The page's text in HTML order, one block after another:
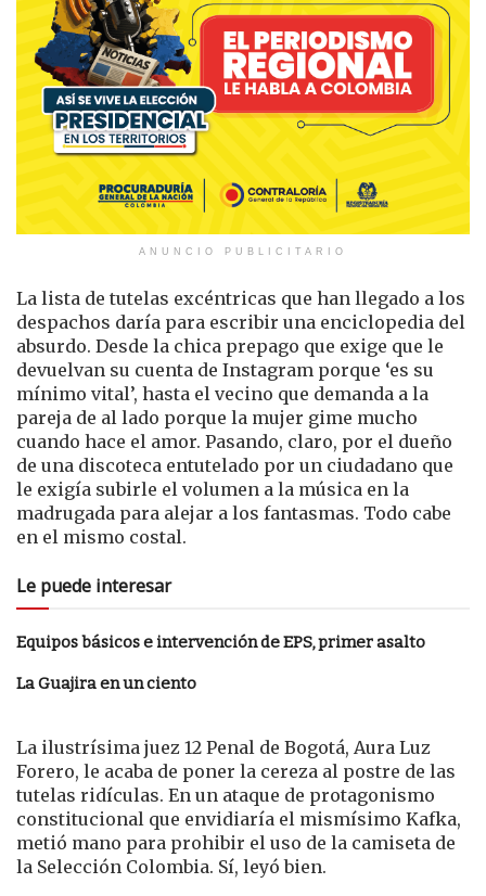
ANUNCIO PUBLICITARIO
La lista de tutelas excéntricas que han llegado a los
despachos daría para escribir una enciclopedia del
absurdo. Desde la chica prepago que exige que le
devuelvan su cuenta de Instagram porque ‘es su
mínimo vital’, hasta el vecino que demanda a la
pareja de al lado porque la mujer gime mucho
cuando hace el amor. Pasando, claro, por el dueño
de una discoteca entutelado por un ciudadano que
le exigía subirle el volumen a la música en la
madrugada para alejar a los fantasmas. Todo cabe
en el mismo costal.
Le puede interesar
Equipos básicos e intervención de EPS, primer asalto
La Guajira en un ciento
La ilustrísima juez 12 Penal de Bogotá, Aura Luz
Forero, le acaba de poner la cereza al postre de las
tutelas ridículas. En un ataque de protagonismo
constitucional que envidiaría el mismísimo Kafka,
metió mano para prohibir el uso de la camiseta de
la Selección Colombia. Sí, leyó bien.